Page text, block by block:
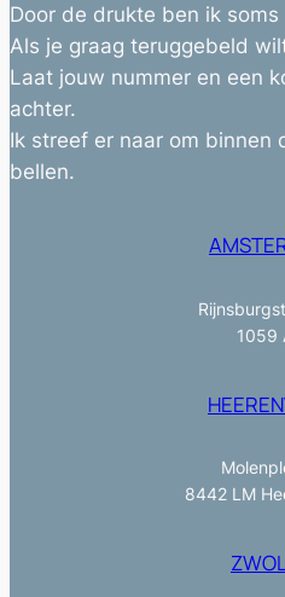
Door de drukte ben ik
Als je graag teruggebeld
Laat jouw nummer en een
achter.
Ik streef er naar om binnen
bellen.
1059
8442 LM